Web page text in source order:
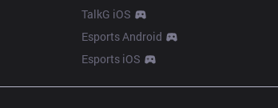
TalkG iOS
Esports Android
Esports iOS